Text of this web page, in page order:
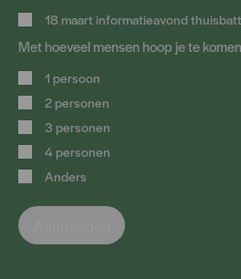
18 maart informatieavond
Met hoeveel mensen hoop je te
1 persoon
2 personen
3 personen
4 personen
Anders